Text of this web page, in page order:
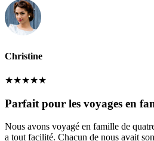
Christine
★★★★★
Parfait pour les voyages en
Nous avons voyagé en famille de
a tout facilité. Chacun de nous avait